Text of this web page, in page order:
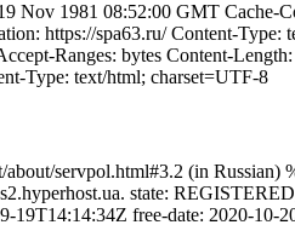
1981 08:52:00 GMT Cache-
https://spa63.ru/ Content-
Ranges: bytes Content-
Type: text/html; charset=UTF-8
servpol.html#3.2 (in Russian)
state:
free-date: 2020-10-